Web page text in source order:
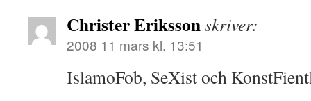
Christer Erikssonskriver:
2008 11 mars kl. 13:51
IslamoFob, SeXist och